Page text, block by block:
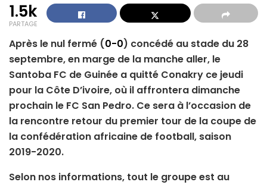
1.5k
PARTAGE
Après le nul fermé (0-0) concédé au stade du 28
septembre, en marge de la manche aller, le
Santoba FC de Guinée a quitté Conakry ce jeudi
pour la Côte D’ivoire, où il affrontera dimanche
prochain le FC San Pedro. Ce sera à l’occasion de
la rencontre retour du premier tour de la coupe de
la confédération africaine de football, saison
2019-2020.
Selon nos informations, tout le groupe est au